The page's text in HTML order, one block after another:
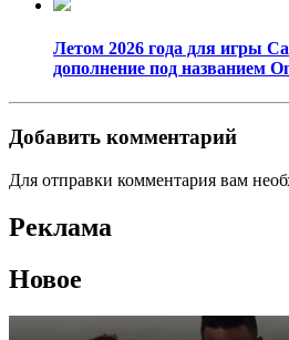
Летом 2026 года для игры
дополнение под названием
Добавить комментарий
Для отправки комментария вам
Реклама
Новое